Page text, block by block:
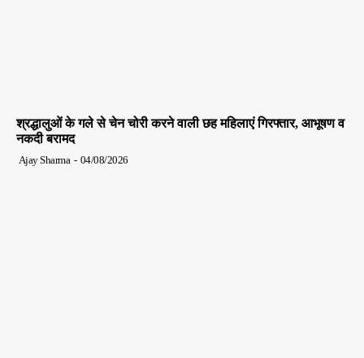
श्रद्धालुओं के गले से चेन चोरी करने वाली छह महिलाएं गिरफ्तार, आभूषण व
नकदी बरामद
Ajay Sharma - 04/08/2026